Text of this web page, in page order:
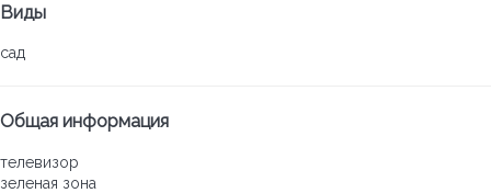
Виды
сад
Общая информация
телевизор
зеленая зона